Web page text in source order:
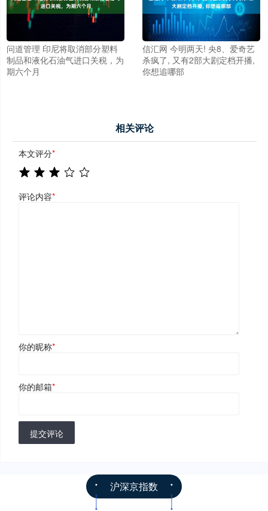
问道管理 印尼将取消部分塑料
制品和液化石油气进口关税，为
期六个月
信汇网 今明两天! 央8、爱奇艺
杀疯了, 又有2部大剧定档开播,
你想追哪部
相关评论
本文评分*
评论内容*
你的昵称*
你的邮箱*
提交评论
沪深京指数